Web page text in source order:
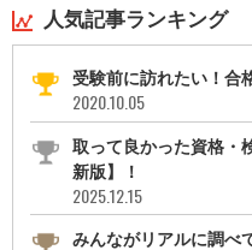
人気記事ランキング
受験前に訪れたい！合
2020.10.05
取って良かった資格・
新版】！
2025.12.15
みんながリアルに調べ